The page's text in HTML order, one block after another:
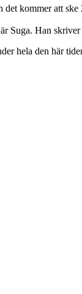
kommer att
Suga. Han skriver
hela den här